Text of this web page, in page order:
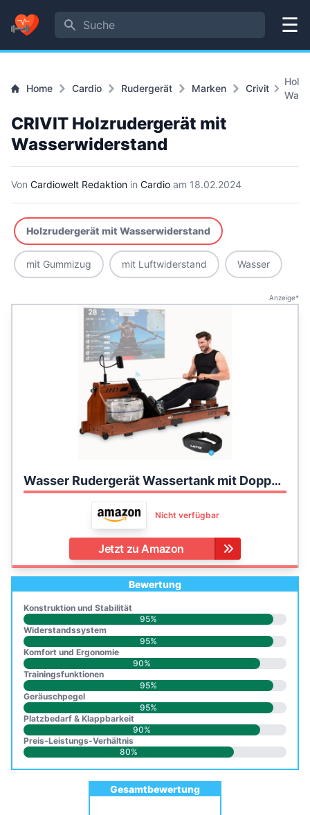
Suche
Menü
Home Cardio Rudergerät Marken Crivit
CRIVIT Holzrudergerät mit
Wasserwiderstand
Von Cardiowelt Redaktion in Cardio am 18.02.2024
Holzrudergerät mit Wasserwiderstand
mit Gummizug mit Luftwiderstand Wasser
Anzeige*
Wasser Rudergerät Wassertank mit Doppelkammersystem, LCD-Display, Bluetooth, APP + Tablethalterung - Echtholz Water Rower klappbar, Rudermaschine für zuhause inkl. Pulsmesser
Nicht verfügbar
Jetzt zu Amazon
Bewertung
Konstruktion und Stabilität
95%
Widerstandssystem
95%
Komfort und Ergonomie
90%
Trainingsfunktionen
95%
Geräuschpegel
95%
Platzbedarf & Klappbarkeit
90%
Preis-Leistungs-Verhältnis
80%
Gesamtbewertung